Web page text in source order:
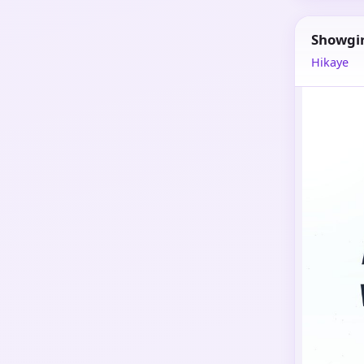
Hikaye